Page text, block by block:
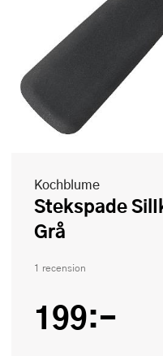
Kochblume
Stekspade SilIkon smal 29 cm
Grå
1 recension
199:-